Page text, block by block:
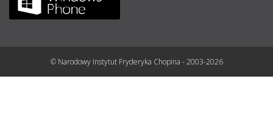
© Narodowy Instytut Fryderyka Chopina - 2003-2026